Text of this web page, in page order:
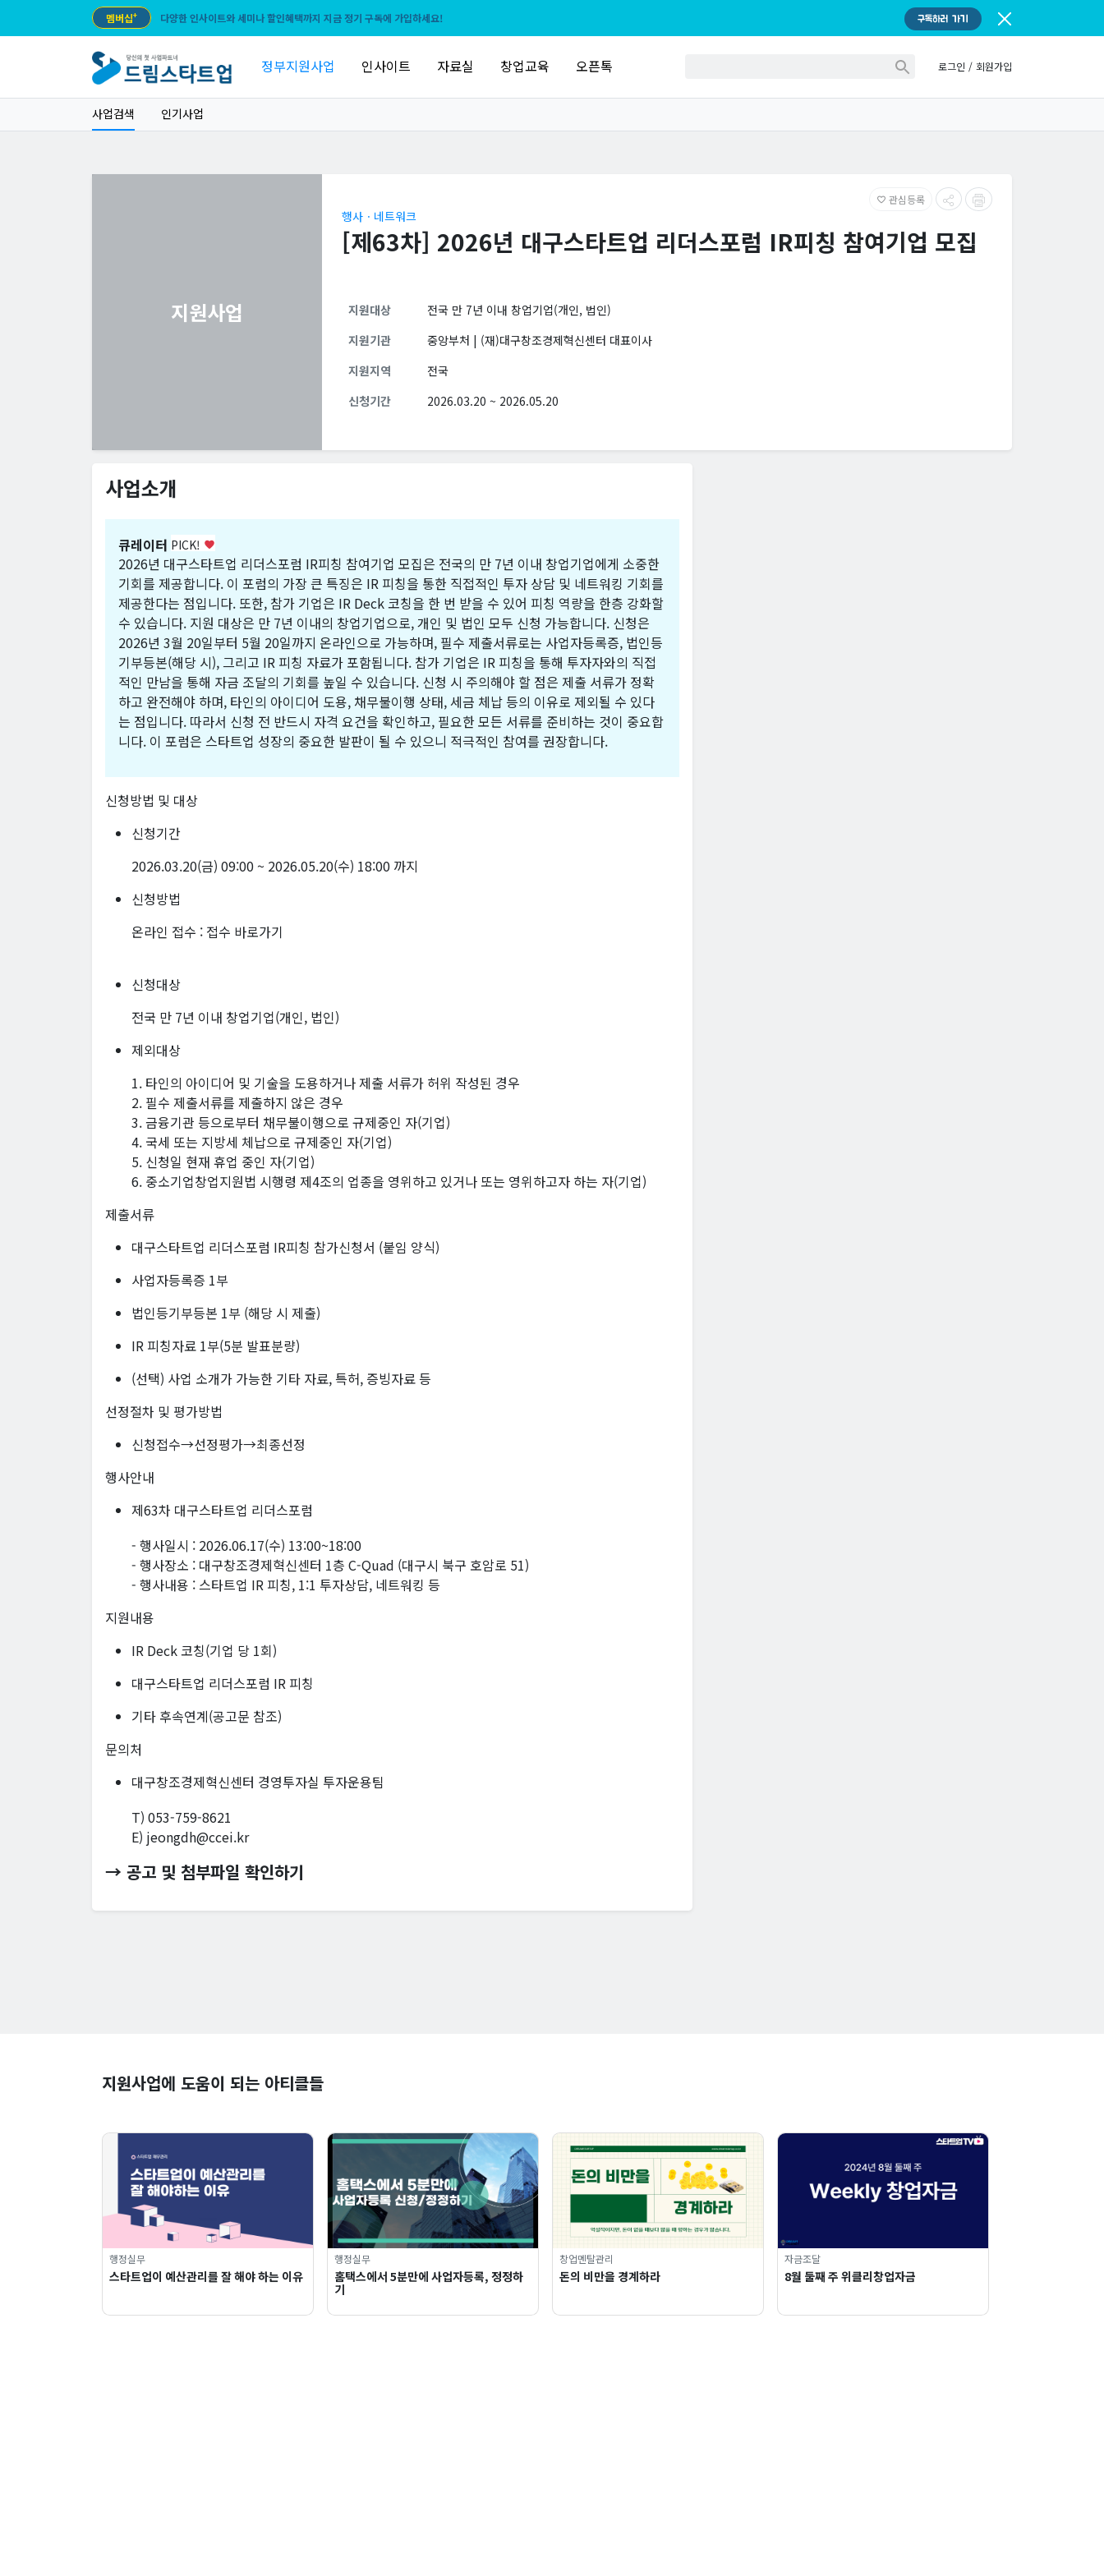
멤버십+ 다양한 인사이트와 세미나 할인혜택까지 지금 정기 구독에 가입하세요! 구독하러 가기
정부지원사업 인사이트 자료실 창업교육 오픈톡 로그인 / 회원가입
사업검색 인기사업
favorite_border 관심등록
지원사업
행사ㆍ네트워크
[제63차] 2026년 대구스타트업 리더스포럼 IR피칭 참여기업 모집
지원대상
전국 만 7년 이내 창업기업(개인, 법인)
지원기관
중앙부처 | (재)대구창조경제혁신센터 대표이사
지원지역
전국
신청기간
2026.03.20 ~ 2026.05.20
사업소개
큐레이터 PICK! favorite
2026년 대구스타트업 리더스포럼 IR피칭 참여기업 모집은 전국의 만 7년 이내 창업기업에게 소중한
기회를 제공합니다. 이 포럼의 가장 큰 특징은 IR 피칭을 통한 직접적인 투자 상담 및 네트워킹 기회를
제공한다는 점입니다. 또한, 참가 기업은 IR Deck 코칭을 한 번 받을 수 있어 피칭 역량을 한층 강화할
수 있습니다. 지원 대상은 만 7년 이내의 창업기업으로, 개인 및 법인 모두 신청 가능합니다. 신청은
2026년 3월 20일부터 5월 20일까지 온라인으로 가능하며, 필수 제출서류로는 사업자등록증, 법인등
기부등본(해당 시), 그리고 IR 피칭 자료가 포함됩니다. 참가 기업은 IR 피칭을 통해 투자자와의 직접
적인 만남을 통해 자금 조달의 기회를 높일 수 있습니다. 신청 시 주의해야 할 점은 제출 서류가 정확
하고 완전해야 하며, 타인의 아이디어 도용, 채무불이행 상태, 세금 체납 등의 이유로 제외될 수 있다
는 점입니다. 따라서 신청 전 반드시 자격 요건을 확인하고, 필요한 모든 서류를 준비하는 것이 중요합
니다. 이 포럼은 스타트업 성장의 중요한 발판이 될 수 있으니 적극적인 참여를 권장합니다.
신청방법 및 대상
신청기간
2026.03.20(금) 09:00 ~ 2026.05.20(수) 18:00 까지
신청방법
온라인 접수 : 접수 바로가기
신청대상
전국 만 7년 이내 창업기업(개인, 법인)
제외대상
1. 타인의 아이디어 및 기술을 도용하거나 제출 서류가 허위 작성된 경우
2. 필수 제출서류를 제출하지 않은 경우
3. 금융기관 등으로부터 채무불이행으로 규제중인 자(기업)
4. 국세 또는 지방세 체납으로 규제중인 자(기업)
5. 신청일 현재 휴업 중인 자(기업)
6. 중소기업창업지원법 시행령 제4조의 업종을 영위하고 있거나 또는 영위하고자 하는 자(기업)
제출서류
대구스타트업 리더스포럼 IR피칭 참가신청서 (붙임 양식)
사업자등록증 1부
법인등기부등본 1부 (해당 시 제출)
IR 피칭자료 1부(5분 발표분량)
(선택) 사업 소개가 가능한 기타 자료, 특허, 증빙자료 등
선정절차 및 평가방법
신청접수→선정평가→최종선정
행사안내
제63차 대구스타트업 리더스포럼
- 행사일시 : 2026.06.17(수) 13:00~18:00
- 행사장소 : 대구창조경제혁신센터 1층 C-Quad (대구시 북구 호암로 51)
- 행사내용 : 스타트업 IR 피칭, 1:1 투자상담, 네트워킹 등
지원내용
IR Deck 코칭(기업 당 1회)
대구스타트업 리더스포럼 IR 피칭
기타 후속연계(공고문 참조)
문의처
대구창조경제혁신센터 경영투자실 투자운용팀
T) 053-759-8621
E) jeongdh@ccei.kr
→ 공고 및 첨부파일 확인하기
지원사업에 도움이 되는 아티클들
행정실무
스타트업이 예산관리를 잘 해야 하는 이유
행정실무
홈택스에서 5분만에 사업자등록, 정정하
기
창업멘탈관리
돈의 비만을 경계하라
자금조달
8월 둘째 주 위클리창업자금